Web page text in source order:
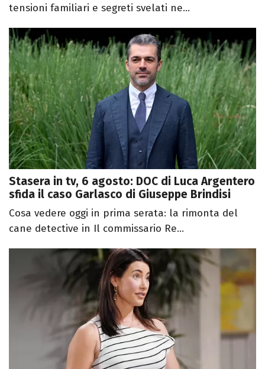
tensioni familiari e segreti svelati ne...
Stasera in tv, 6 agosto: DOC di Luca Argentero
sfida il caso Garlasco di Giuseppe Brindisi
Cosa vedere oggi in prima serata: la rimonta del
cane detective in Il commissario Re...